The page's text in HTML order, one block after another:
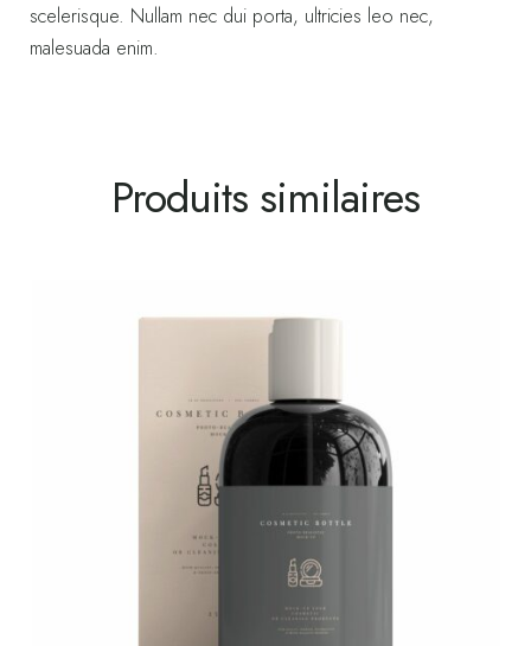
scelerisque. Nullam nec dui porta, ultricies leo nec,
malesuada enim.
Produits similaires